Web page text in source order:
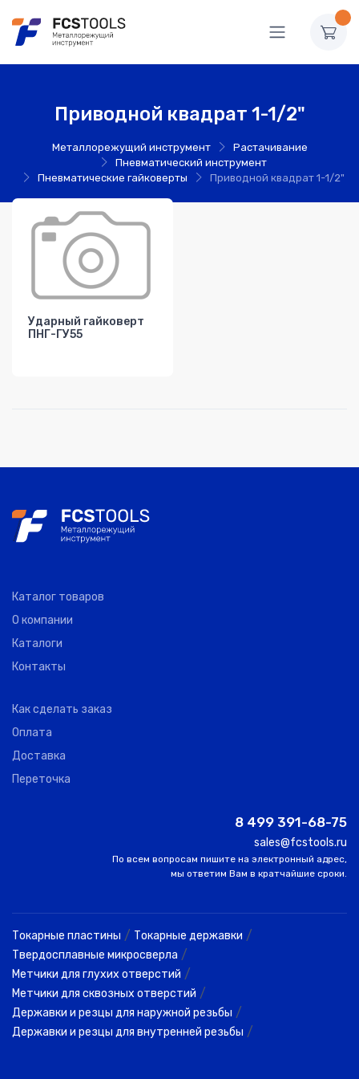
Приводной квадрат 1-1/2"
Металлорежущий инструмент
Растачивание
Пневматический инструмент
Пневматические гайковерты
Приводной квадрат 1-1/2"
Ударный гайковерт
ПНГ-ГУ55
Каталог товаров
О компании
Каталоги
Контакты
Как сделать заказ
Оплата
Доставка
Переточка
8 499 391-68-75
sales@fcstools.ru
По всем вопросам пишите на электронный адрес,
мы ответим Вам в кратчайшие сроки.
Токарные пластины / Токарные державки /
Твердосплавные микросверла /
Метчики для глухих отверстий /
Метчики для сквозных отверстий /
Державки и резцы для наружной резьбы /
Державки и резцы для внутренней резьбы /